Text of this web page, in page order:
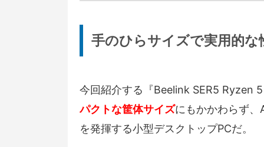
手のひらサイズで実用的
今回紹介する『Beelink SER5 Ryzen
パクトな筐体サイズにもかかわらず
を発揮する小型デスクトップPCだ。